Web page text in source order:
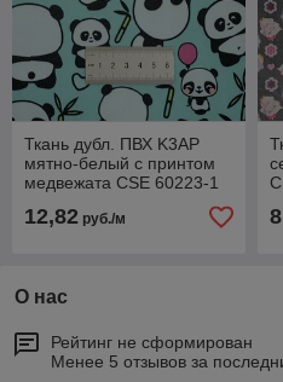
Ткань дубл. ПВХ K3AP
мятно-белый с принтом
медвежата CSE 60223-1
12,82 руб./м
О нас
Рейтинг не сформирован
Менее 5 отзывов за